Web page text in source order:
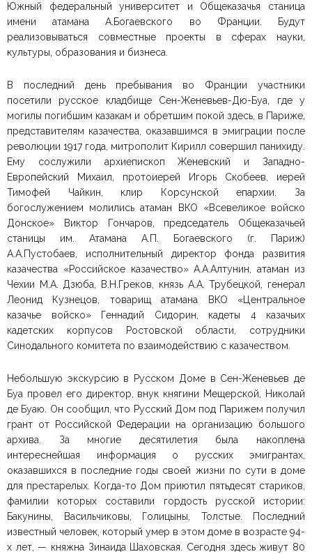
Южный федеральный университет и Общеказачья станица
имени атамана А.Богаевского во Франции. Будут
реализовываться совместные проекты в сферах науки,
культуры, образования и бизнеса.
В последний день пребывания во Франции участники
посетили русское кладбище Сен-Женевьев-Дю-Буа, где у
могилы погибшим казакам и обретшим покой здесь, в Париже,
представителям казачества, оказавшимся в эмиграции после
революции 1917 года, митрополит Кирилл совершил панихиду.
Ему сослужили архиепископ Женевский и Западно-
Европейский Михаил, протоиерей Игорь Скобеев, иерей
Тимофей Чайкин, клир Корсунской епархии. За
богослужением молились атаман ВКО «Всевеликое войско
Донское» Виктор Гончаров, председатель Общеказачьей
станицы им. Атамана А.П. Богаевского (г. Париж)
А.А.Пустобаев, исполнительный директор фонда развития
казачества «Российское казачество» А.А.Алтунин, атаман из
Чехии М.А. Дзюба, В.Н.Греков, князь А.А. Трубецкой, генерал
Леонид Кузнецов, товарищ атамана ВКО «Центральное
казачье войско» Геннадий Сидорин, кадеты 4 казачьих
кадетских корпусов Ростовской области, сотрудники
Синодального комитета по взаимодействию с казачеством.
Небольшую экскурсию в Русском Доме в Сен-Женевьев де
Буа провел его директор, внук княгини Мещерской, Николай
де Буаю. Он сообщил, что Русский Дом под Парижем получил
грант от Российской Федерации на организацию большого
архива. За многие десятилетия была накоплена
интереснейшая информация о русских эмигрантах,
оказавшихся в последние годы своей жизни по сути в доме
для престарелых. Когда-то Дом приютил пятьдесят стариков,
фамилии которых составили гордость русской истории:
Бакунины, Васильчиковы, Голицыны, Толстые. Последний
известный человек, который умер в этом доме в возрасте 94-
х лет, — княжна Зинаида Шаховская. Сегодня здесь живут 80